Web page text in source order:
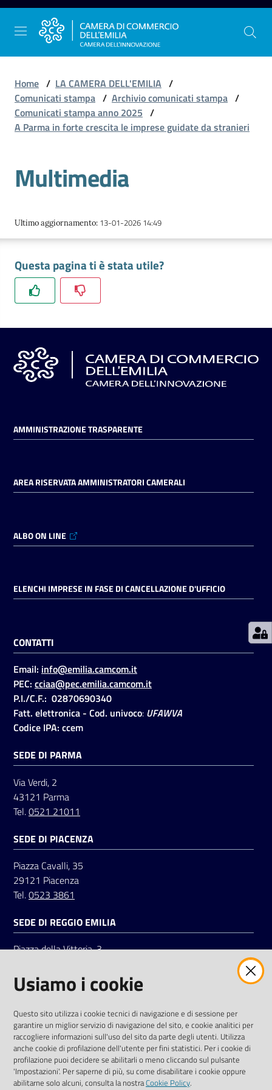
Vai al contenuto
Vai alla navigazione
Vai al footer
La
l'impresa
Promuovere
l'impresa
il
Tutelare
l'Impresa
Consumatore
L'impresa
in
Prenotazioni
on line
on line
Accedi
Seguici
su
Home / LA CAMERA DELL'EMILIA /
Comunicati stampa / Archivio comunicati stampa /
Comunicati stampa anno 2025 /
A Parma in forte crescita le imprese guidate da stranieri
Multimedia
Ultimo aggiornamento: 13-01-2026 14:49
Questa pagina ti è stata utile?
AMMINISTRAZIONE TRASPARENTE
AREA RISERVATA AMMINISTRATORI CAMERALI
ALBO ON LINE
ELENCHI IMPRESE IN FASE DI CANCELLAZIONE D'UFFICIO
CONTATTI
Email: info@emilia.camcom.it
PEC: cciaa@pec.emilia.camcom.it
P.I./C.F.: 02870690340
Fatt. elettronica - Cod. univoco: UFAWVA
Codice IPA: ccem
SEDE DI PARMA
Via Verdi, 2
43121 Parma
Tel.0521 21011
SEDE DI PIACENZA
Piazza Cavalli, 35
29121 Piacenza
Tel.0523 3861
SEDE DI REGGIO EMILIA
Piazza della Vittoria, 3
Tel.0522 7961
LinkedinFacebookInstagram
Usiamo i cookie
Questo sito utilizza i cookie tecnici di navigazione e di sessione per
garantire un miglior servizio di navigazione del sito, e cookie analitici per
raccogliere informazioni sull'uso del sito da parte degli utenti. Utilizza
anche cookie di profilazione dell'utente per fini statistici. Per i cookie di
profilazione puoi decidere se abilitarli o meno cliccando sul pulsante
'Impostazioni'. Per saperne di più, su come disabilitare i cookie oppure
abilitarne solo alcuni, consulta la nostraCookie Policy.